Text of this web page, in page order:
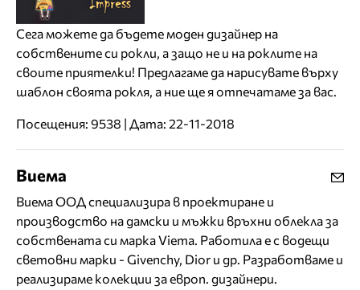
Сега можете да бъдете моден дизайнер на
собствените си рокли, а защо не и на роклите на
своите приятелки! Предлагаме да нарисувате върху
шаблон своята рокля, а ние ще я отпечатаме за вас.
Посещения: 9538 | Дата: 22-11-2018
Виема
Виема ООД специализира в проектиране и
производство на дамски и мъжки връхни облекла за
собствената си марка Viema. Работила е с водещи
световни марки - Givenchy, Dior и др. Разработваме и
реализираме колекции за европ. дизайнери.